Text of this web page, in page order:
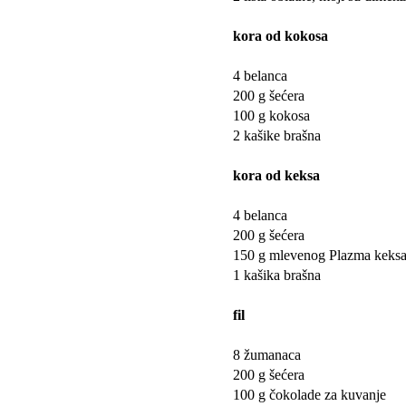
kora od kokosa
4 belanca
200 g šećera
100 g kokosa
2 kašike brašna
kora od keksa
4 belanca
200 g šećera
150 g mlevenog Plazma keksa
1 kašika brašna
fil
8 žumanaca
200 g šećera
100 g čokolade za kuvanje